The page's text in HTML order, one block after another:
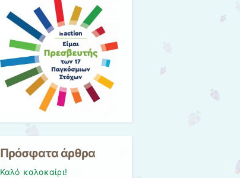
Πρόσφατα άρθρα
Καλό καλοκαίρι!